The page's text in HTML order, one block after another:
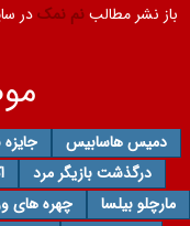
باز نشر مطالبنم نمکدر
دمیس هاسابیس
درگذشت بازیگر مرد
مارچلو بیلسا
چهره های